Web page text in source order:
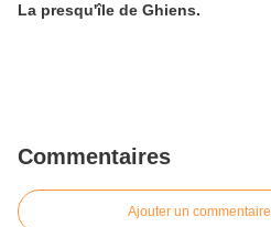
La presqu'île de Ghiens.
Commentaires
Ajouter un commentaire